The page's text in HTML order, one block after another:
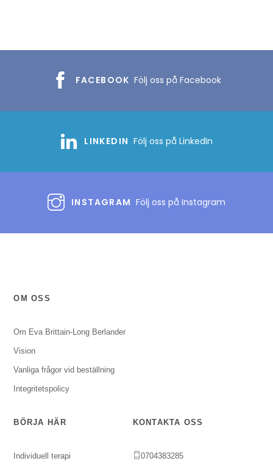
FACEBOOK Följ oss på Facebook
LINKEDIN Följ oss på LinkedIn
INSTAGRAM Följ oss på Instagram
OM OSS
Om Eva Brittain-Long Berlander
Vision
Vanliga frågor vid beställning
Integritetspolicy
BÖRJA HÄR
Individuell terapi
KONTAKTA OSS
0704383285